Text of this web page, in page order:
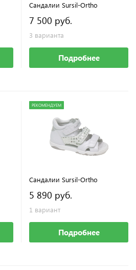
Сандалии Sursil-Ortho
7 500 руб.
3 варианта
Подробнее
РЕКОМЕНДУЕМ
Сандалии Sursil-Ortho
5 890 руб.
1 вариант
Подробнее